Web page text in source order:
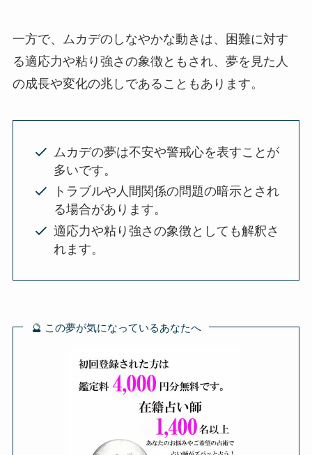
一方で、ムカデのしなやかな動きは、困難に対す
る適応力や粘り強さの象徴ともされ、夢を見た人
の成長や変化の兆しであることもあります。
ムカデの夢は不安や警戒心を表すことが
多いです。
トラブルや人間関係の問題の暗示とされ
る場合があります。
適応力や粘り強さの象徴としても解釈さ
れます。
🔮 この夢が気になっているあなたへ